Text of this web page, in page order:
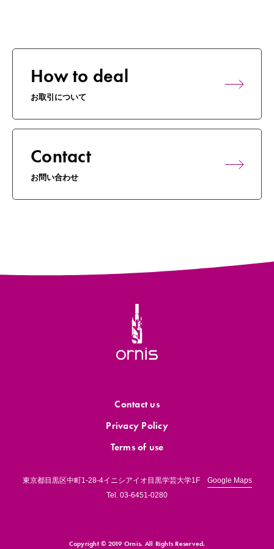
How to deal
お取引について
Contact
お問い合わせ
Contact us
Privacy Policy
Terms of use
東京都目黒区中町1-28-4イニシアイオ目黒学芸大学1F Google Maps
Tel. 03-6451-0280
Copyright © 2019 Ornis. All Rights Reserved.